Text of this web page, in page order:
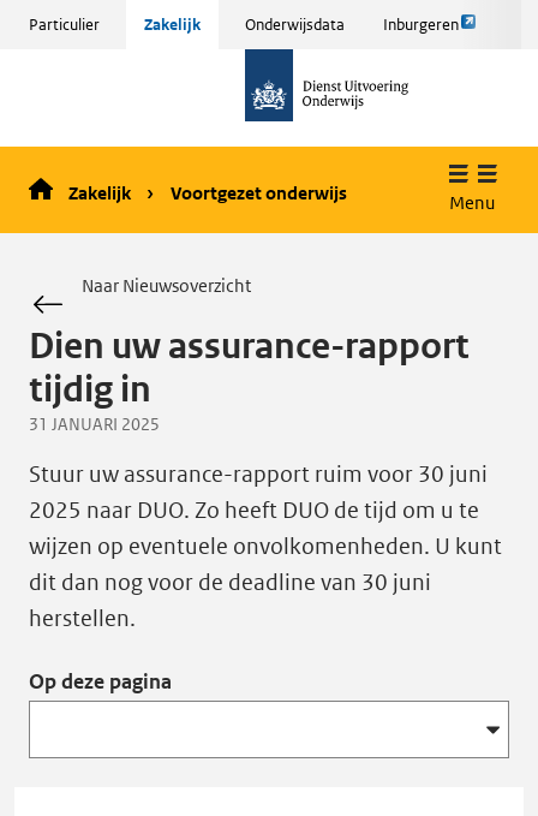
Sla
naar
inhoud
Particulier Zakelijk Onderwijsdata Inburgeren
Link
pagina
de
Zakelijk Voortgezet onderwijs Menu
Naar Nieuwsoverzicht
Dien uw assurance-rapport
tijdig in
31 JANUARI 2025
Stuur uw assurance-rapport ruim voor 30 juni
2025 naar DUO. Zo heeft DUO de tijd om u te
wijzen op eventuele onvolkomenheden. U kunt
dit dan nog voor de deadline van 30 juni
herstellen.
Op deze pagina